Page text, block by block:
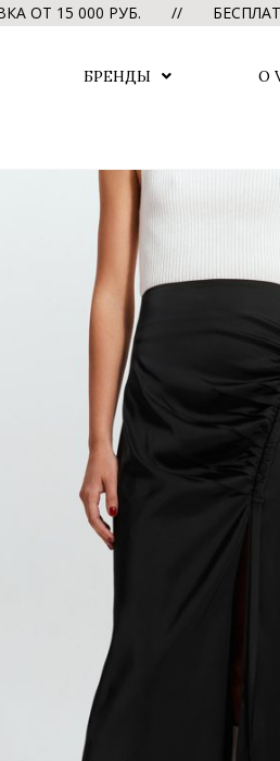
15 000 РУБ. // БЕСПЛАТНАЯ
БРЕНДЫ О